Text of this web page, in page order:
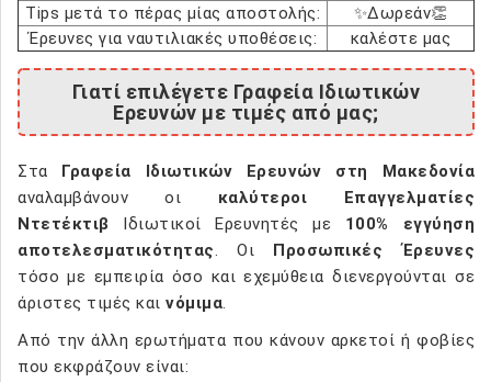
Tips μετά το πέρας μίας αποστολής:
✨Δωρεάν👏
Έρευνες για ναυτιλιακές υποθέσεις:
καλέστε μας
Γιατί επιλέγετε Γραφεία Ιδιωτικών
Ερευνών με τιμές από μας;
Στα Γραφεία Ιδιωτικών Ερευνών στη Μακεδονία
αναλαμβάνουν οι καλύτεροι Επαγγελματίες
Ντετέκτιβ Ιδιωτικοί Ερευνητές με 100% εγγύηση
αποτελεσματικότητας. Οι Προσωπικές Έρευνες
τόσο με εμπειρία όσο και εχεμύθεια διενεργούνται σε
άριστες τιμές και νόμιμα.
Από την άλλη ερωτήματα που κάνουν αρκετοί ή φοβίες
που εκφράζουν είναι: